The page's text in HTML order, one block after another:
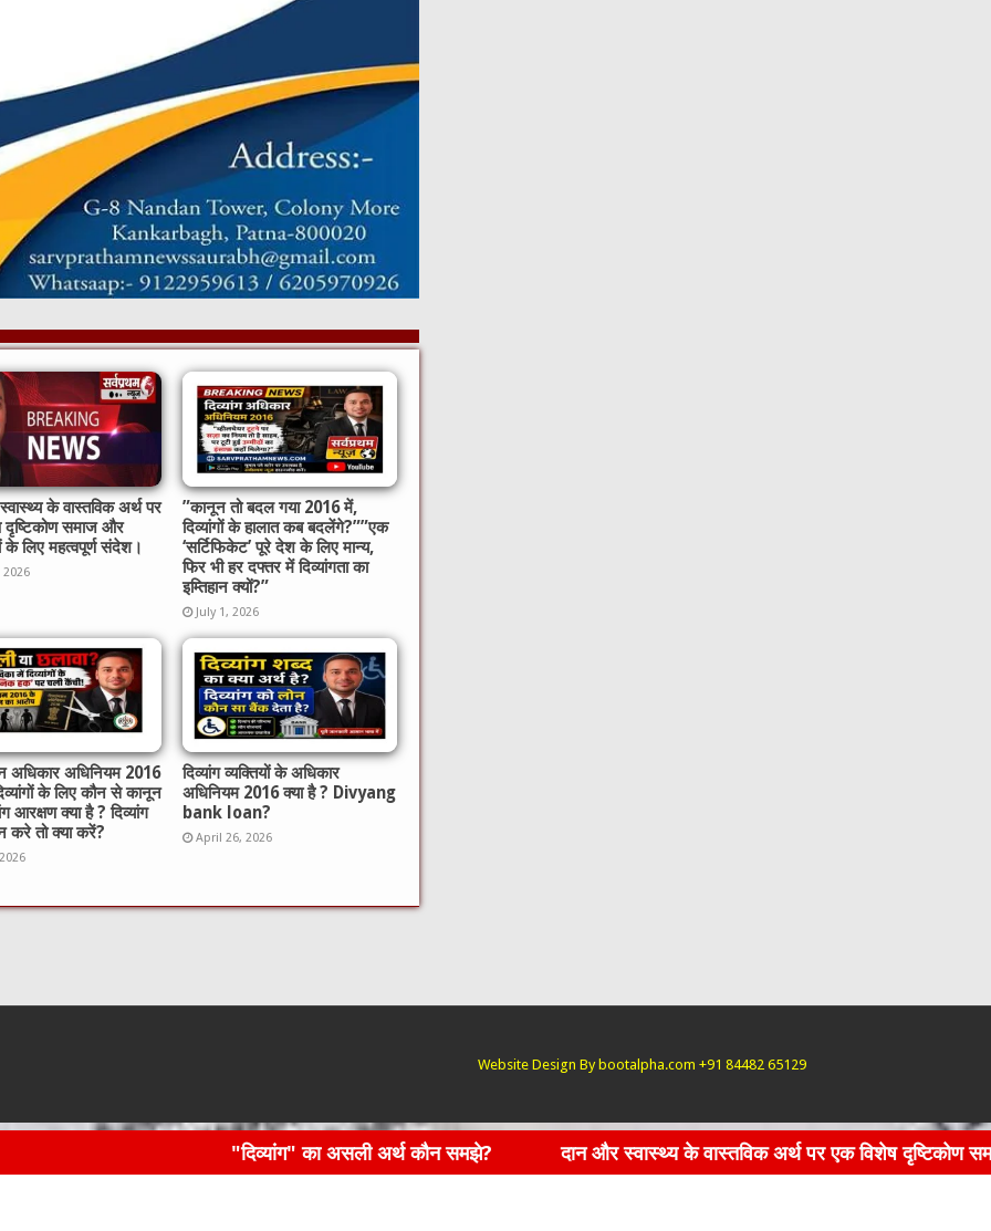
के वास्तविक अर्थ पर
दृष्टिकोण समाज और
के लिए महत्वपूर्ण संदेश।
2026
​”कानून तो बदल गया 2016 में,
दिव्यांगों के हालात कब बदलेंगे?”​”एक
‘सर्टिफिकेट’ पूरे देश के लिए मान्य,
फिर भी हर दफ्तर में दिव्यांगता का
इम्तिहान क्यों?”
July 1, 2026
अधिकार अधिनियम 2016
के लिए कौन से कानून
आरक्षण क्या है ? दिव्यांग
करे तो क्या करें?
दिव्यांग व्यक्तियों के अधिकार
अधिनियम 2016 क्या है ? Divyang
bank loan?
April 26, 2026
Website Design By bootalpha.com +91 84482 65129
"दिव्यांग" का असली अर्थ कौन समझे? दान और स्वास्थ्य के वास्तविक अर्थ पर एक विशेष दृष्टिकोण समाज और अभ्यर्थियों के